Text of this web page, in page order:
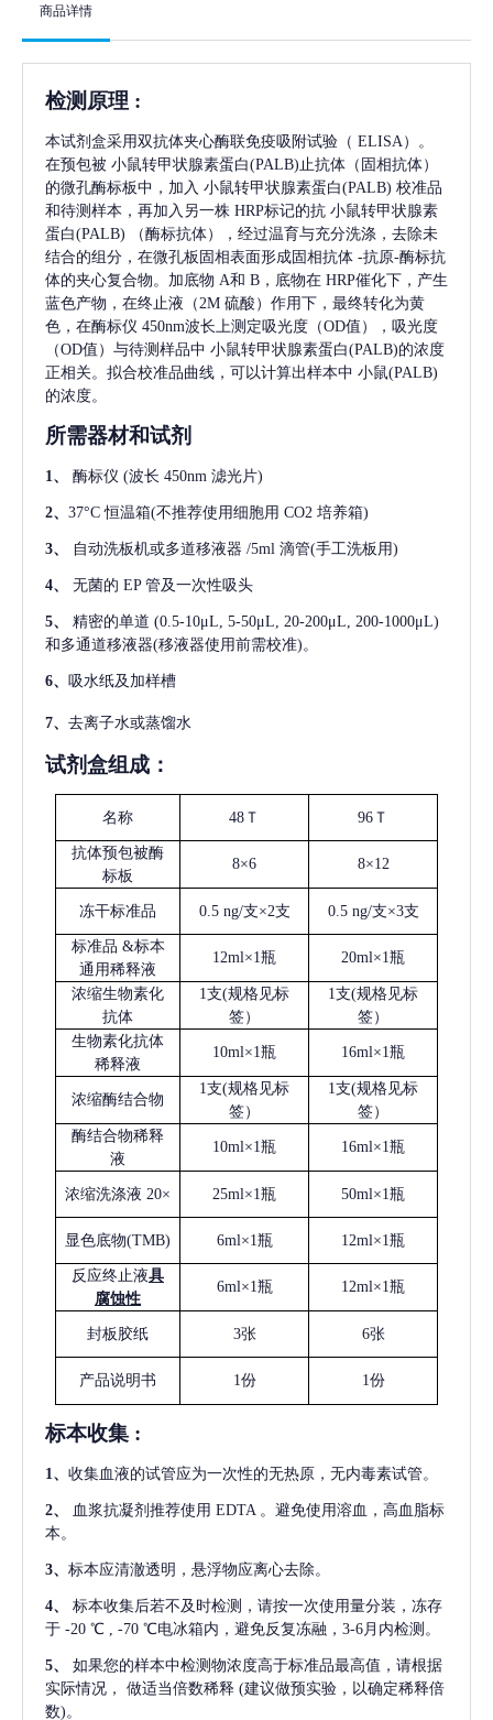
商品详情
检测原理 :
本试剂盒采用双抗体夹心酶联免疫吸附试验（ ELISA）。
在预包被 小鼠转甲状腺素蛋白(PALB) 止抗体（固相抗体）
的微孔酶标板中，加入 小鼠转甲状腺素蛋白(PALB) 校准品
和待测样本，再加入另一株 HRP标记的抗 小鼠转甲状腺素
蛋白(PALB)
（酶标抗体），经过温育与充分洗涤，去除未
结合的组分，在微孔板固相表面形成固相抗体 -抗原-酶标抗
体的夹心复合物。加底物 A和 B，底物在 HRP催化下，产生
蓝色产物，在终止液（2M 硫酸）作用下，最终转化为黄
色，在酶标仪 450nm波长上测定吸光度（OD值），吸光度
（OD值）与待测样品中 小鼠转甲状腺素蛋白(PALB)的浓度
正相关。拟合校准品曲线，可以计算出样本中 小鼠(PALB)
的浓度。
所需器材和试剂
1、 酶标仪 (波长 450nm 滤光片)
2、 37°C 恒温箱(不推荐使用细胞用 CO2 培养箱)
3、 自动洗板机或多道移液器 /5ml 滴管(手工洗板用)
4、 无菌的 EP 管及一次性吸头
5、 精密的单道 (0.5-10μL, 5-50μL, 20-200μL, 200-1000μL)
和多通道移液器(移液器使用前需校准)。
6、 吸水纸及加样槽
7、 去离子水或蒸馏水
试剂盒组成：
名称 48Ｔ 96Ｔ
抗体预包被酶
标板
8×6 8×12
冻干标准品 0.5 ng/支×2支 0.5 ng/支×3支
标准品 &标本
通用稀释液
12ml×1瓶 20ml×1瓶
浓缩生物素化
抗体
1支(规格见标
签）
1支(规格见标
签）
生物素化抗体
稀释液
10ml×1瓶 16ml×1瓶
浓缩酶结合物
1支(规格见标
签）
1支(规格见标
签）
酶结合物稀释
液
10ml×1瓶 16ml×1瓶
浓缩洗涤液 20× 25ml×1瓶 50ml×1瓶
显色底物(TMB) 6ml×1瓶 12ml×1瓶
反应终止液具
腐蚀性
6ml×1瓶 12ml×1瓶
封板胶纸 3张 6张
产品说明书 1份 1份
标本收集 :
1 、 收集血液的试管应为一次性的无热原，无内毒素试管。
2、 血浆抗凝剂推荐使用 EDTA 。避免使用溶血，高血脂标
本。
3、 标本应清澈透明，悬浮物应离心去除。
4、
标本收集后若不及时检测，请按一次使用量分装，冻存
于 -20 ℃ , -70 ℃电冰箱内，避免反复冻融，3-6月内检测。
5、
如果您的样本中检测物浓度高于标准品最高值，请根据
实际情况，
做适当倍数稀释 (建议做预实验，以确定稀释倍
数)。